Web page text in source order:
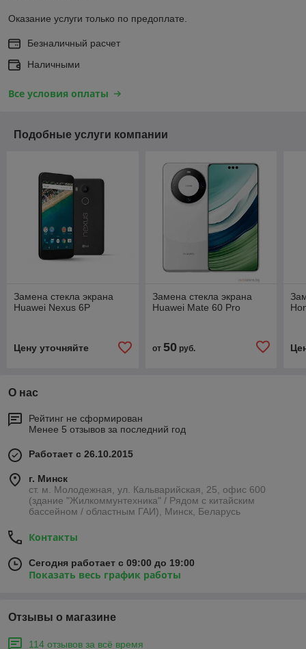
Оказание услуги только по предоплате.
Безналичный расчет
Наличными
Все условия оплаты
Подобные услуги компании
Замена стекла экрана
Huawei Nexus 6P
Цену уточняйте
Замена стекла экрана
Huawei Mate 60 Pro
от 50руб.
О нас
Рейтинг не сформирован
Менее 5 отзывов за последний год
Работает с 26.10.2015
г. Минск
ст. м. Молодежная, ул. Кальварийская, 25, офис 600
(здание "Жилкоммунтехника" / Рядом с китайским
бассейном / областным ГАИ), Минск, Беларусь
Контакты
Сегодня работает с 09:00 до 19:00
Показать весь график работы
Отзывы о магазине
114 отзывов за всё время